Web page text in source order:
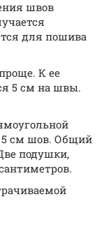
швов
для пошива
К ее
5 см на швы.
5 см шов. Общий
подушки,